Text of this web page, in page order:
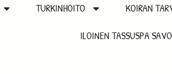
TURKINHOITO KOIRAN
ILOINEN TASSUSPA